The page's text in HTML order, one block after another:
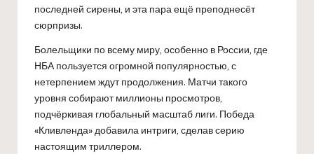
последней сирены, и эта пара ещё преподнесёт
сюрпризы.
Болельщики по всему миру, особенно в России, где
НБА пользуется огромной популярностью, с
нетерпением ждут продолжения. Матчи такого
уровня собирают миллионы просмотров,
подчёркивая глобальный масштаб лиги. Победа
«Кливленда» добавила интриги, сделав серию
настоящим триллером.